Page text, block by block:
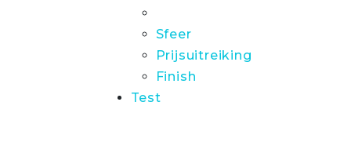
Sfeer
Prijsuitreiking
Finish
Test